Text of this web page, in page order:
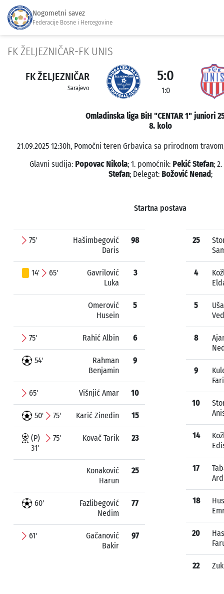
Nogometni savez
Federacije Bosne i Hercegovine
FK ŽELJEZNIČAR-FK UNIS
FK ŽELJEZNIČAR
Sarajevo
5:0
1:0
Omladinska liga BiH "CENTAR 1" juniori
8. kolo
21.09.2025 12:30h, Pomočni teren Grbavica sa prirodnom
Glavni sudija: Popovac Nikola; 1. pomoćnik: Pekić Stefan;
Stefan; Delegat: Božović Nenad;
Startna postava
75'
Hašimbegović
Daris
98
14' 65'
Gavrilović
Luka
3
Omerović
Husein
5
75' Rahić Albin 6
54'
Rahman
Benjamin
9
65' Višnjić Amar 10
50' 75' Karić Zinedin 15
(P)
31'
75' Kovač Tarik 23
Konaković
Harun
25
60'
Fazlibegović
Nedim
77
61'
Gačanović
Bakir
97
25
4
5
8
9
10
14
17
18
20
22